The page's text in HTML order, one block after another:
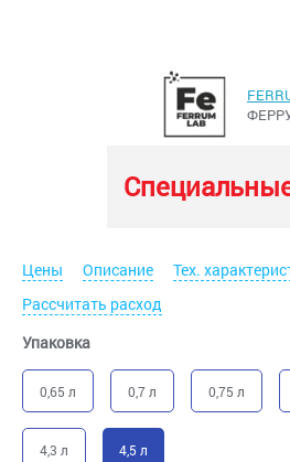
Цены Описание Тех.
Рассчитать расход
Упаковка
0,65 л 0,7 л 0,75 л
4,3 л 4,5 л